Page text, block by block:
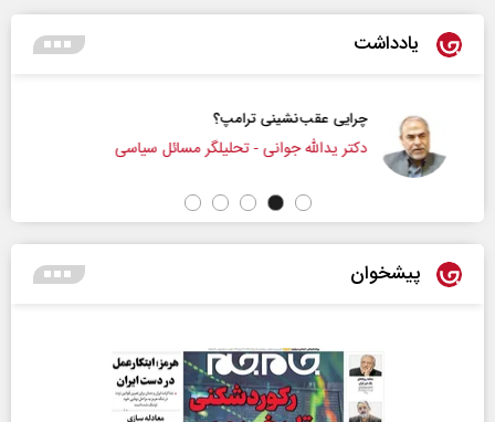
یادداشت
چرایی عقب‌نشینی ترامپ؟
دکتر یدالله جوانی - تحلیلگر مسائل سیاسی
پیشخوان